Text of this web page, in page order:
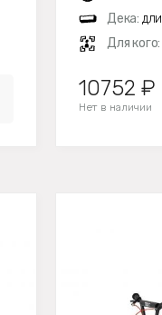
Дека:
Для кого:
10752 ₽
Нет в наличии